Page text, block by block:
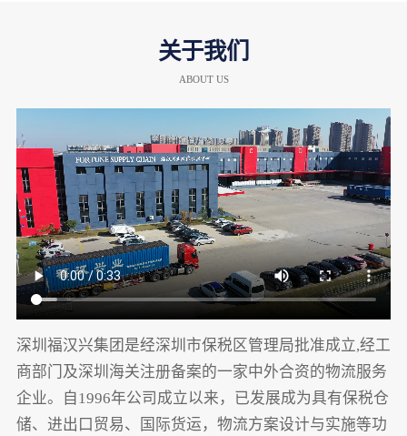
关于我们
ABOUT US
深圳福汉兴集团是经深圳市保税区管理局批准成立,经工
商部门及深圳海关注册备案的一家中外合资的物流服务
企业。自1996年公司成立以来，已发展成为具有保税仓
储、进出口贸易、国际货运，物流方案设计与实施等功